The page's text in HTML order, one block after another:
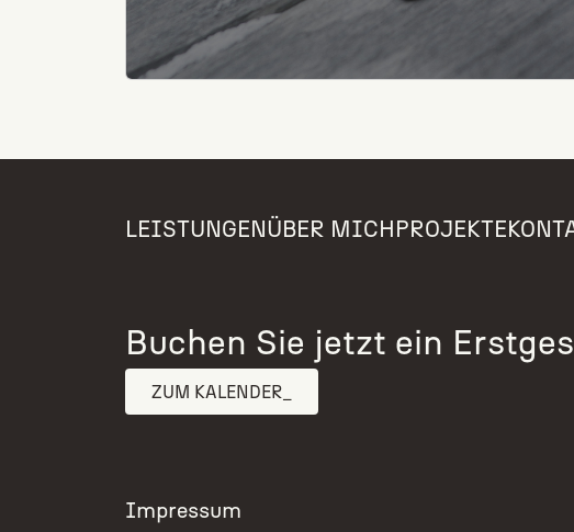
LEISTUNGENÜBER MICHPROJEKTE
Buchen Sie jetzt ein
ZUM KALENDER
Impressum